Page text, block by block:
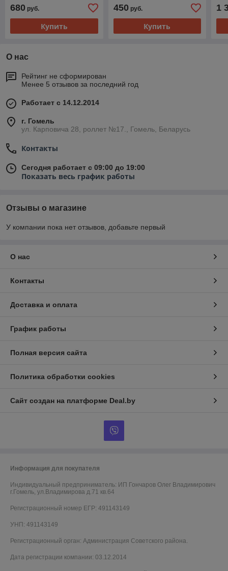
680 руб.
Купить
450руб.
Купить
1
О нас
Рейтинг не сформирован
Менее 5 отзывов за последний год
Работает с 14.12.2014
г. Гомель
ул. Карповича 28, роллет №17., Гомель, Беларусь
Контакты
Сегодня работает с 09:00 до 19:00
Показать весь график работы
Отзывы о магазине
У компании пока нет отзывов, добавьте первый
О нас
Контакты
Доставка и оплата
График работы
Полная версия сайта
Политика обработки cookies
Сайт создан на платформе Deal.by
Информация для покупателя
Индивидуальный предприниматель: ИП Гончаров Олег Владимирович
г.Гомель, ул.Владимирова д.71 кв.64
Регистрационный номер ЕГР: 491143149
УНП: 491143149
Регистрационный орган: Администрация Советского района.
Дата регистрации компании: 03.12.2014